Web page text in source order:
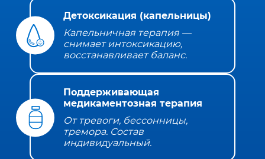
Детоксикация (капельницы)
Капельничная терапия —
снимает интоксикацию,
восстанавливает баланс.
Поддерживающая
медикаментозная терапия
От тревоги, бессонницы,
тремора. Состав
индивидуальный.